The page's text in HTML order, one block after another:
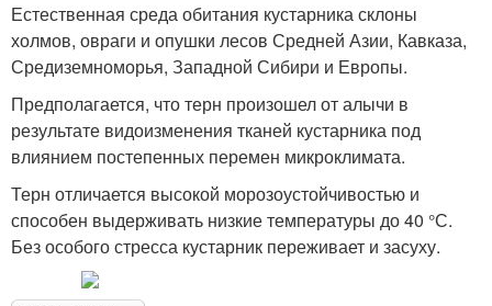
Естественная среда обитания кустарника склоны
холмов, овраги и опушки лесов Средней Азии, Кавказа,
Средиземноморья, Западной Сибири и Европы.
Предполагается, что терн произошел от алычи в
результате видоизменения тканей кустарника под
влиянием постепенных перемен микроклимата.
Терн отличается высокой морозоустойчивостью и
способен выдерживать низкие температуры до 40 °С.
Без особого стресса кустарник переживает и засуху.